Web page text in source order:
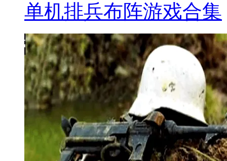
单机排兵布阵游戏合集